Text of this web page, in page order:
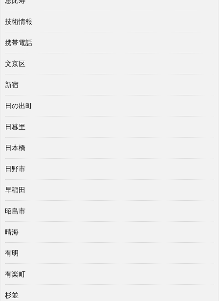
技術情報
携帯電話
文京区
新宿
日の出町
日暮里
日本橋
日野市
早稲田
昭島市
晴海
有明
有楽町
杉並